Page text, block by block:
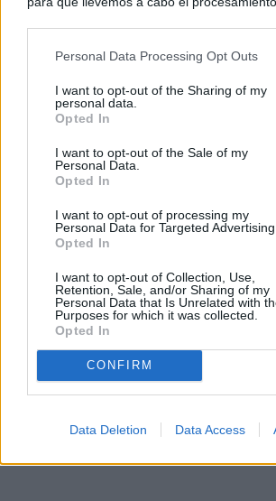
negar su consentimiento. Tenga en cuenta
de su consentimiento, pero usted tiene el
rechazar tal procesamiento. Sus
cualquier momento entrando de nuevo en
visitando nuestra política de privacidad.
Personal Data Processing Opt Outs
I want to opt-out of the Sharing of my
personal data.
Opted In
I want to opt-out of the Sale of my
Personal Data.
Opted In
I want to opt-out of processing my
Personal Data for Targeted Advertising.
Opted In
I want to opt-out of Collection, Use,
Retention, Sale, and/or Sharing of my
Personal Data that Is Unrelated with
Purposes for which it was collected.
Opted In
CONFIRM
Data Deletion Data Access